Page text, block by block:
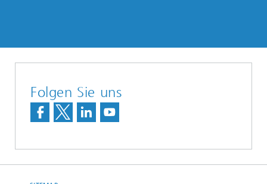
Folgen Sie uns